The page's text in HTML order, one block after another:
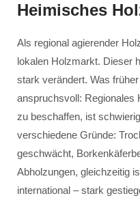
Heimisches
Als regional agierender
lokalen Holzmarkt. Dieser
stark verändert. Was
anspruchsvoll: Regionales
zu beschaffen, ist
verschiedene Gründe:
geschwächt,
Abholzungen, gleichzeitig
international – stark